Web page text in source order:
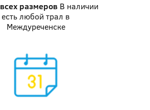
всех размеров В наличии
есть любой трал в
Междуреченске